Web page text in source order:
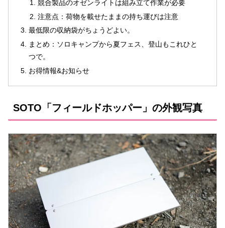
競合製品のオゼンライトは組み立て作業が必要
注意点：荷物を載せたままの持ち運びは注意
最低限の収納袋がちょうどよい。
まとめ：ソロキャンプから夏フェス、登山もこれひと
つで。
お得情報&お知らせ
SOTO「フィールドホッパー」の外観写真